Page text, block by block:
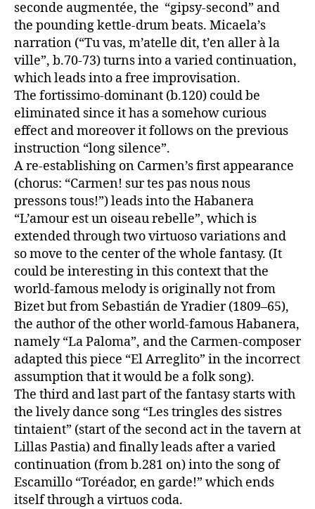
seconde augmentée, the “gipsy-second” and
the pounding kettle-drum beats. Micaela’s
narration (“Tu vas, m’atelle dit, t’en aller à la
ville”, b.70-73) turns into a varied continuation,
which leads into a free improvisation.
The fortissimo-dominant (b.120) could be
eliminated since it has a somehow curious
effect and moreover it follows on the previous
instruction “long silence”.
A re-establishing on Carmen’s first appearance
(chorus: “Carmen! sur tes pas nous nous
pressons tous!”) leads into the Habanera
“L’amour est un oiseau rebelle”, which is
extended through two virtuoso variations and
so move to the center of the whole fantasy. (It
could be interesting in this context that the
world-famous melody is originally not from
Bizet but from Sebastián de Yradier (1809–65),
the author of the other world-famous Habanera,
namely “La Paloma”, and the Carmen-composer
adapted this piece “El Arreglito” in the incorrect
assumption that it would be a folk song).
The third and last part of the fantasy starts with
the lively dance song “Les tringles des sistres
tintaient” (start of the second act in the tavern at
Lillas Pastia) and finally leads after a varied
continuation (from b.281 on) into the song of
Escamillo “Toréador, en garde!” which ends
itself through a virtuos coda.